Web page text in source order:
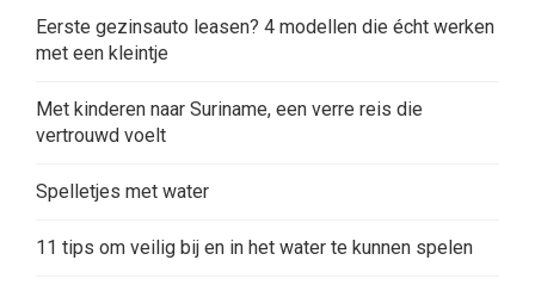
Eerste gezinsauto leasen? 4 modellen die écht werken
met een kleintje
Met kinderen naar Suriname, een verre reis die
vertrouwd voelt
Spelletjes met water
11 tips om veilig bij en in het water te kunnen spelen